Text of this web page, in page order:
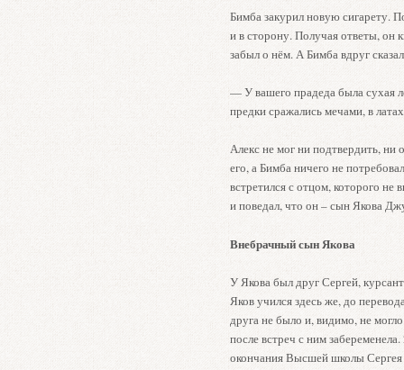
Бимба закурил новую сигарету.
и в сторону. Получая ответы, он
забыл о нём. А Бимба вдруг
— У вашего прадеда была сухая
предки сражались мечами, в
Алекс не мог ни подтвердить, ни
его, а Бимба ничего не
встретился с отцом, которого не
и поведал, что он – сын Якова
Внебрачный сын Якова
У Якова был друг Сергей,
Яков учился здесь же, до
друга не было и, видимо, не
после встреч с ним
окончания Высшей школы Сергея